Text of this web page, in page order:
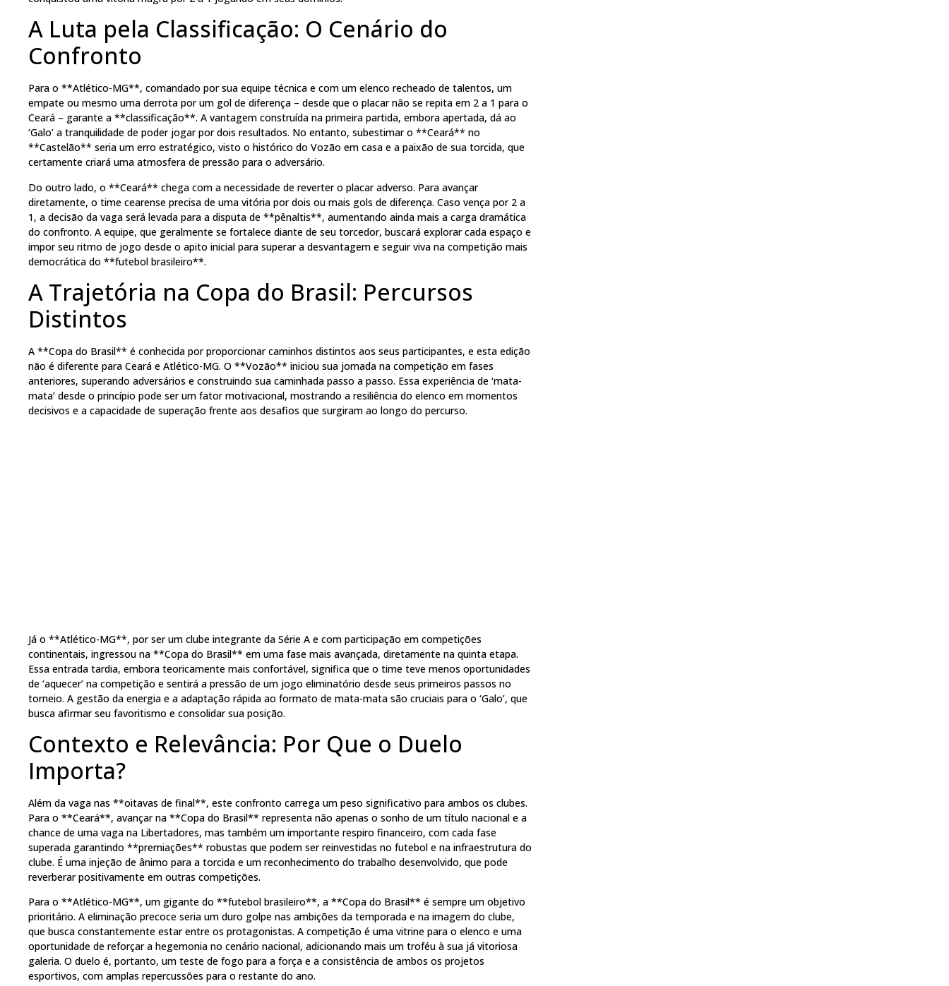
A Luta pela Classificação: O Cenário do
Confronto
Para o **Atlético-MG**, comandado por sua equipe técnica e com um elenco recheado de talentos, um
empate ou mesmo uma derrota por um gol de diferença – desde que o placar não se repita em 2 a 1 para o
Ceará – garante a **classificação**. A vantagem construída na primeira partida, embora apertada, dá ao
‘Galo’ a tranquilidade de poder jogar por dois resultados. No entanto, subestimar o **Ceará** no
**Castelão** seria um erro estratégico, visto o histórico do Vozão em casa e a paixão de sua torcida, que
certamente criará uma atmosfera de pressão para o adversário.
Do outro lado, o **Ceará** chega com a necessidade de reverter o placar adverso. Para avançar
diretamente, o time cearense precisa de uma vitória por dois ou mais gols de diferença. Caso vença por 2 a
1, a decisão da vaga será levada para a disputa de **pênaltis**, aumentando ainda mais a carga dramática
do confronto. A equipe, que geralmente se fortalece diante de seu torcedor, buscará explorar cada espaço e
impor seu ritmo de jogo desde o apito inicial para superar a desvantagem e seguir viva na competição mais
democrática do **futebol brasileiro**.
A Trajetória na Copa do Brasil: Percursos
Distintos
A **Copa do Brasil** é conhecida por proporcionar caminhos distintos aos seus participantes, e esta edição
não é diferente para Ceará e Atlético-MG. O **Vozão** iniciou sua jornada na competição em fases
anteriores, superando adversários e construindo sua caminhada passo a passo. Essa experiência de ‘mata-
mata’ desde o princípio pode ser um fator motivacional, mostrando a resiliência do elenco em momentos
decisivos e a capacidade de superação frente aos desafios que surgiram ao longo do percurso.
Já o **Atlético-MG**, por ser um clube integrante da Série A e com participação em competições
continentais, ingressou na **Copa do Brasil** em uma fase mais avançada, diretamente na quinta etapa.
Essa entrada tardia, embora teoricamente mais confortável, significa que o time teve menos oportunidades
de ‘aquecer’ na competição e sentirá a pressão de um jogo eliminatório desde seus primeiros passos no
torneio. A gestão da energia e a adaptação rápida ao formato de mata-mata são cruciais para o ‘Galo’, que
busca afirmar seu favoritismo e consolidar sua posição.
Contexto e Relevância: Por Que o Duelo
Importa?
Além da vaga nas **oitavas de final**, este confronto carrega um peso significativo para ambos os clubes.
Para o **Ceará**, avançar na **Copa do Brasil** representa não apenas o sonho de um título nacional e a
chance de uma vaga na Libertadores, mas também um importante respiro financeiro, com cada fase
superada garantindo **premiações** robustas que podem ser reinvestidas no futebol e na infraestrutura do
clube. É uma injeção de ânimo para a torcida e um reconhecimento do trabalho desenvolvido, que pode
reverberar positivamente em outras competições.
Para o **Atlético-MG**, um gigante do **futebol brasileiro**, a **Copa do Brasil** é sempre um objetivo
prioritário. A eliminação precoce seria um duro golpe nas ambições da temporada e na imagem do clube,
que busca constantemente estar entre os protagonistas. A competição é uma vitrine para o elenco e uma
oportunidade de reforçar a hegemonia no cenário nacional, adicionando mais um troféu à sua já vitoriosa
galeria. O duelo é, portanto, um teste de fogo para a força e a consistência de ambos os projetos
esportivos, com amplas repercussões para o restante do ano.